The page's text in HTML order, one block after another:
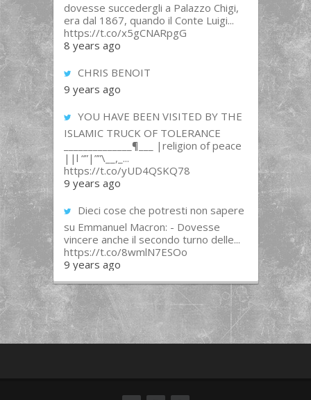
dovesse succedergli a Palazzo Chigi,
era dal 1867, quando il Conte Luigi...
https://t.co/x5gCNARpgG
8 years ago
CHRIS BENOIT
9 years ago
YOU HAVE BEEN VISITED BY THE
ISLAMIC TRUCK OF TOLERANCE
______________¶___ |religion of peace
||l “”|””\__,_...
https://t.co/yUD4QSKQ78
9 years ago
Dieci cose che potresti non sapere
su Emmanuel Macron: - Dovesse
vincere anche il secondo turno delle...
https://t.co/8wmlN7ESOo
9 years ago